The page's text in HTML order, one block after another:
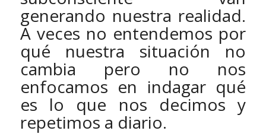
generando nuestra realidad.
A veces no entendemos por
qué nuestra situación no
cambia pero no nos
enfocamos en indagar qué
es lo que nos decimos y
repetimos a diario.